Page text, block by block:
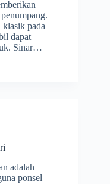
klasik pada
dapat
Sinar…
adalah
ponsel